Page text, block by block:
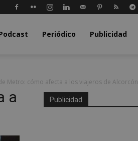
Periódico Publicidad
Metro: cómo afecta a los viajeros de Alcorcón
a
Publicidad